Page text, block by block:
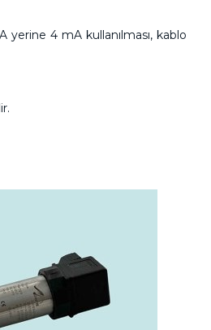
4 mA kullanılması, kablo